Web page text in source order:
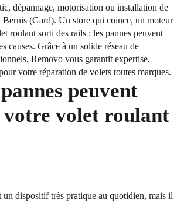
dépannage, motorisation ou installation de
Bernis (Gard). Un store qui coince, un moteur
roulant sorti des rails : les pannes peuvent
causes. Grâce à un solide réseau de
Removo vous garantit expertise,
votre réparation de volets toutes marques.
peuvent
volet roulant
dispositif très pratique au quotidien, mais il